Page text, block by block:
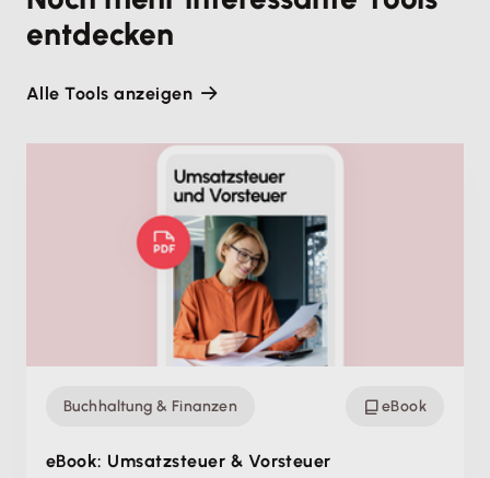
entdecken
Alle Tools anzeigen
Buchhaltung & Finanzen eBook
eBook: Umsatzsteuer & Vorsteuer